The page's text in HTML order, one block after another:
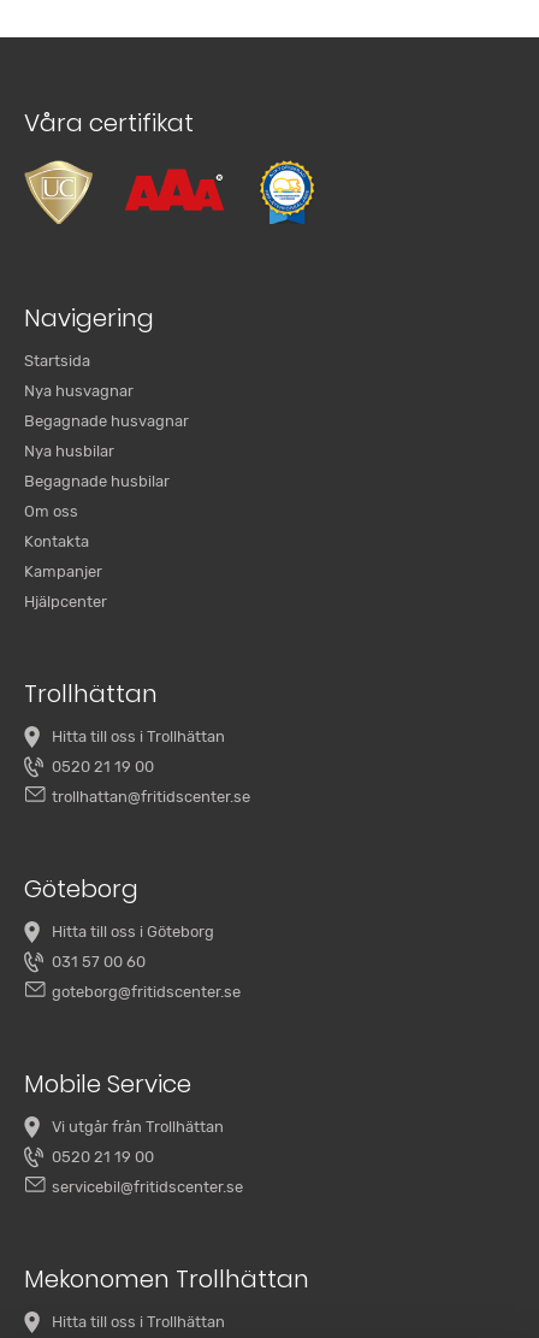
Våra certifikat
Navigering
Startsida
Nya husvagnar
Begagnade husvagnar
Nya husbilar
Begagnade husbilar
Om oss
Kontakta
Kampanjer
Hjälpcenter
Trollhättan
Hitta till oss i Trollhättan
0520 21 19 00
trollhattan@fritidscenter.se
Göteborg
Hitta till oss i Göteborg
031 57 00 60
goteborg@fritidscenter.se
Mobile Service
Vi utgår från Trollhättan
0520 21 19 00
servicebil@fritidscenter.se
Mekonomen Trollhättan
Hitta till oss i Trollhättan